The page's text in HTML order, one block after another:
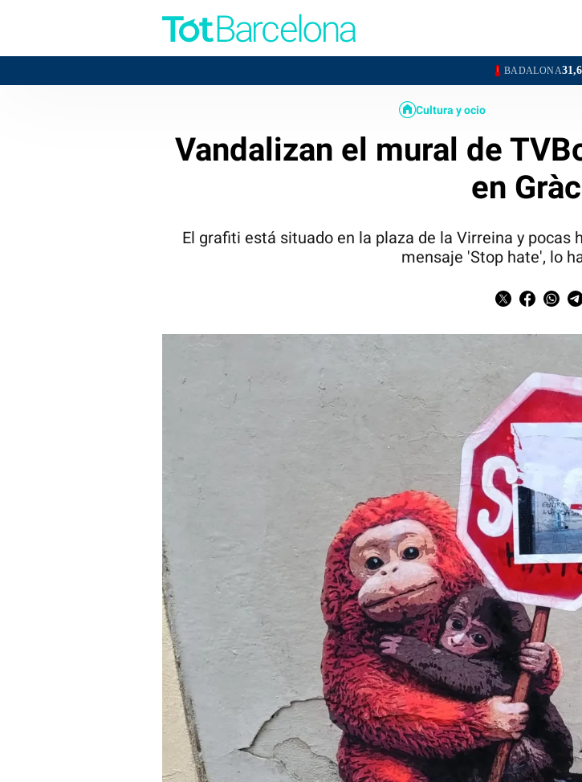
31,6° L'HOSPITALET
Cultura y ocio
Vandalizan el mural de
en
El grafiti está situado en la plaza de la Virreina y
mensaje 'Stop hate', lo